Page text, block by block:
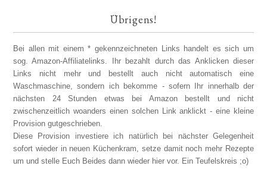
Übrigens!
Bei allen mit einem * gekennzeichneten Links handelt es sich um
sog. Amazon-Affiliatelinks. Ihr bezahlt durch das Anklicken dieser
Links nicht mehr und bestellt auch nicht automatisch eine
Waschmaschine, sondern ich bekomme - sofern Ihr innerhalb der
nächsten 24 Stunden etwas bei Amazon bestellt und nicht
zwischenzeitlich woanders einen solchen Link anklickt - eine kleine
Provision gutgeschrieben.
Diese Provision investiere ich natürlich bei nächster Gelegenheit
sofort wieder in neuen Küchenkram, setze damit noch mehr Rezepte
um und stelle Euch Beides dann wieder hier vor. Ein Teufelskreis ;o)